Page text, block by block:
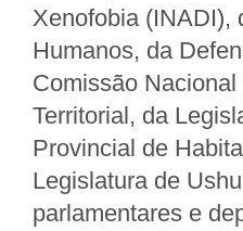
Xenofobia (INADI),
Humanos, da
Comissão
Territorial, da
Provincial de
Legislatura de
parlamentares e